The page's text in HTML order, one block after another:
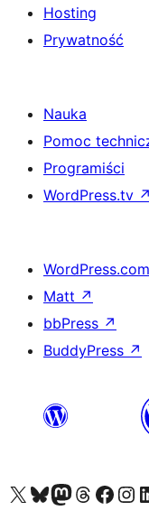
Hosting
Prywatność
Nauka
Pomoc
Programiści
WordPress.tv ↗
WordPress.com
Matt ↗
bbPress ↗
BuddyPress ↗
Odwiedź nasze konto X (dawniej Twitter)
Odwiedź nasze konto Bluesky
Odwiedź nasze konto na
Odwiedź naszego
OdwiedźOdwiedź